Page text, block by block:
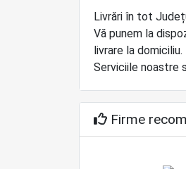
Livrări în tot
Vă punem la
livrare la domiciliu.
Serviciile noastre
Firme